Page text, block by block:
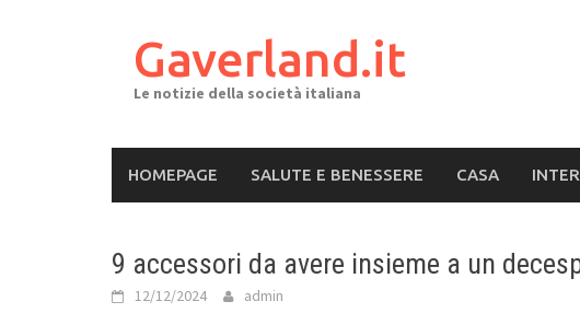
Gaverland.it
Le notizie della società italiana
HOMEPAGE SALUTE E BENESSERE CASA
9 accessori da avere insieme a un
12/12/2024 admin